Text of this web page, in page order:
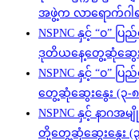
အဖွဲ့က လာရောက်ဂါ
NSPNC နှင့် “ဝ”
ဒုတိယနေ့တွေ့ဆုံဆွေးနွ
NSPNC နှင့် “ဝ”
တွေ့ဆုံဆွေးနွေး (၃-၈
NSPNC နှင့် နာဂအ
တို့တွေ့ဆုံဆွေးနွေး (၃